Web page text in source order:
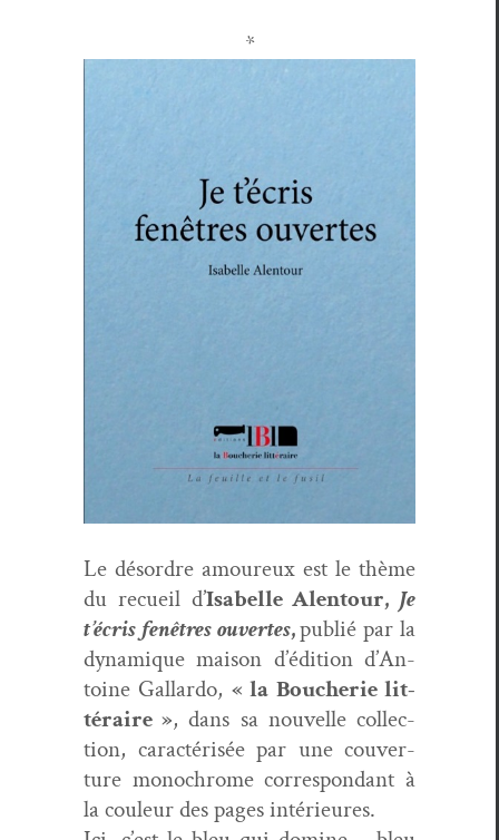
*
Le désor­dre amoureux est le thème
du recueil d’Isabelle Alen­tour, Je
t’écris fenêtres ouvertes,pub­lié par la
dynamique mai­son d’édi­tion d’An­
toine Gal­lar­do, « la Boucherie lit­
téraire », dans sa nou­velle col­lec­
tion, car­ac­térisée par une cou­ver­
ture mono­chrome cor­re­spon­dant à
la couleur des pages intérieures.